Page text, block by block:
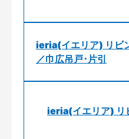
ieria(イエリア) リビ
／巾広吊戸･片引
ieria(イエリア) リ